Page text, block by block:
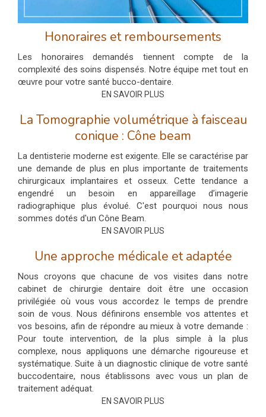
Honoraires et remboursements
Les honoraires demandés tiennent compte de la
complexité des soins dispensés. Notre équipe met tout en
œuvre pour votre santé bucco-dentaire.
EN SAVOIR PLUS
La Tomographie volumétrique à faisceau
conique : Cône beam
La dentisterie moderne est exigente. Elle se caractérise par
une demande de plus en plus importante de traitements
chirurgicaux implantaires et osseux. Cette tendance a
engendré un besoin en appareillage d’imagerie
radiographique plus évolué. C'est pourquoi nous nous
sommes dotés d'un Cône Beam.
EN SAVOIR PLUS
Une approche médicale et adaptée
Nous croyons que chacune de vos visites dans notre
cabinet de chirurgie dentaire doit être une occasion
privilégiée où vous vous accordez le temps de prendre
soin de vous. Nous définirons ensemble vos attentes et
vos besoins, afin de répondre au mieux à votre demande :
Pour toute intervention, de la plus simple à la plus
complexe, nous appliquons une démarche rigoureuse et
systématique. Suite à un diagnostic clinique de votre santé
buccodentaire, nous établissons avec vous un plan de
traitement adéquat.
EN SAVOIR PLUS